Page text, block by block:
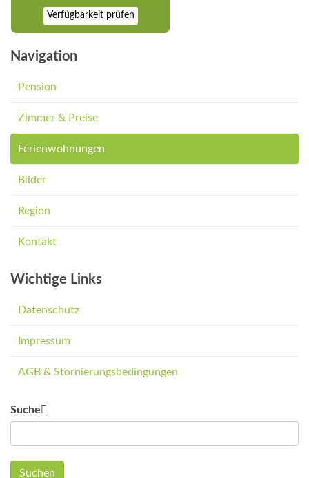
Verfügbarkeit prüfen
Navigation
Pension
Zimmer & Preise
Ferienwohnungen
Bilder
Region
Kontakt
Wichtige Links
Datenschutz
Impressum
AGB & Stornierungsbedingungen
Suche
Suchen